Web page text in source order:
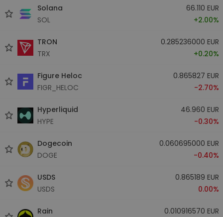
Solana
SOL
66.110 EUR
+2.00%
TRON
TRX
0.285236000 EUR
+0.20%
Figure Heloc
FIGR_HELOC
0.865827 EUR
-2.70%
Hyperliquid
HYPE
46.960 EUR
-0.30%
Dogecoin
DOGE
0.060695000 EUR
-0.40%
USDS
USDS
0.865189 EUR
0.00%
Rain
0.010916570 EUR